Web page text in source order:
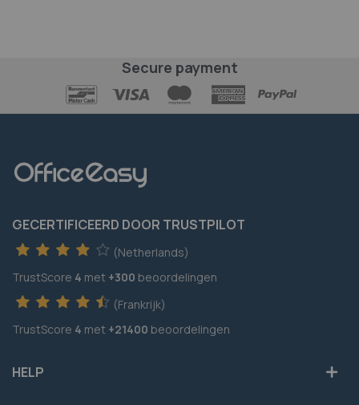
Secure payment
GECERTIFICEERD DOOR TRUSTPILOT
(Netherlands)
TrustScore 4 met +300 beoordelingen
(Frankrijk)
TrustScore 4 met +21400 beoordelingen
HELP